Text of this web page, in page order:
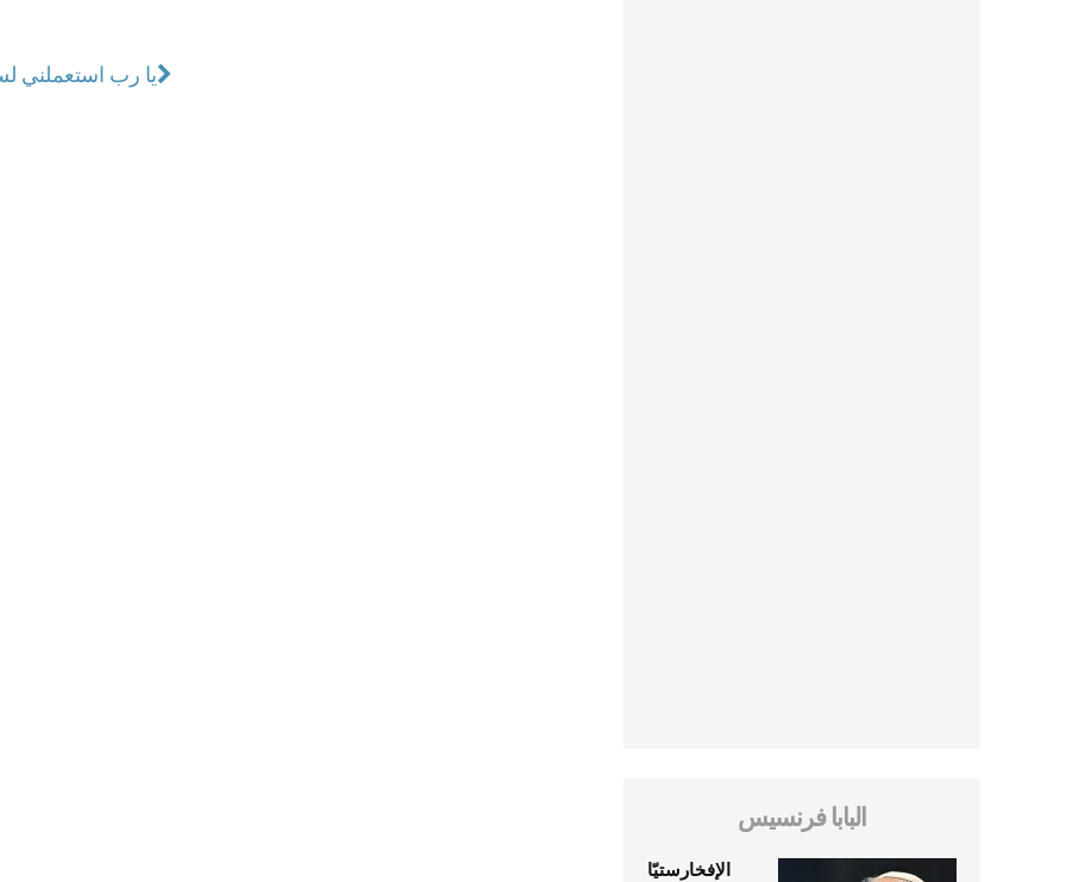
يا رب استعملني
البابا فرنسيس
الإفخارستيّا